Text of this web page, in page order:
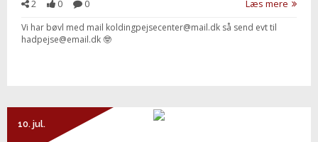
2 0 0 Læs mere
Vi har bøvl med mail koldingpejsecenter@mail.dk så send evt til
hadpejse@email.dk 🤓
10. jul.